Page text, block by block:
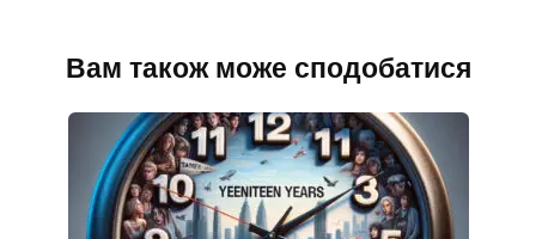
Вам також може сподобатися